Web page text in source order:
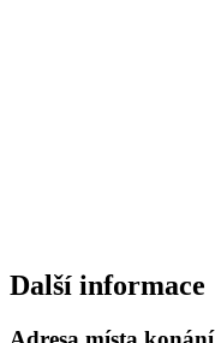
Další informace